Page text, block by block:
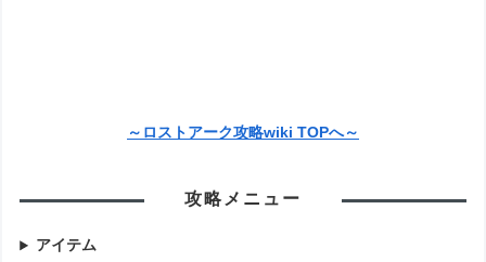
～ロストアーク攻略wiki TOPへ～
攻略メニュー
アイテム